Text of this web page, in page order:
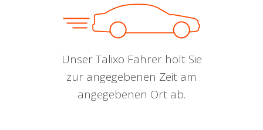
Unser Talixo Fahrer holt Sie
zur angegebenen Zeit am
angegebenen Ort ab.